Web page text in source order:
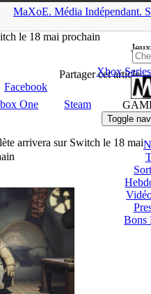
MaXoE. Média Indépendant.
Jeux
Xbox
Toggle
Bons
le 18 mai prochain
Partager cet article
Facebook
One Steam
arrivera sur Switch le 18 mai